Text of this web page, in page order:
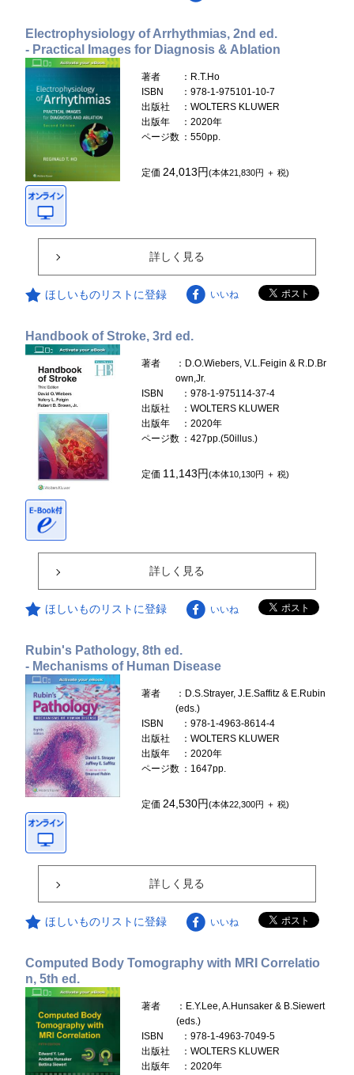
Electrophysiology of Arrhythmias, 2nd ed.
- Practical Images for Diagnosis & Ablation
著者
：R.T.Ho
ISBN
：978-1-975101-10-7
出版社
：WOLTERS KLUWER
出版年
：2020年
ページ数 ：550pp.
定価24,013円(本体21,830円 ＋ 税)
詳しく見る
ほしいものリストに登録 いいね
Handbook of Stroke, 3rd ed.
著者
：D.O.Wiebers, V.L.Feigin & R.D.Br
own,Jr.
ISBN
：978-1-975114-37-4
出版社
：WOLTERS KLUWER
出版年
：2020年
ページ数 ：427pp.(50illus.)
定価 11,143円(本体10,130円 ＋ 税)
詳しく見る
ほしいものリストに登録 いいね
Rubin's Pathology, 8th ed.
- Mechanisms of Human Disease
著者
：D.S.Strayer, J.E.Saffitz & E.Rubin
(eds.)
ISBN
：978-1-4963-8614-4
出版社
：WOLTERS KLUWER
出版年
：2020年
ページ数 ：1647pp.
定価24,530円(本体22,300円 ＋ 税)
詳しく見る
ほしいものリストに登録 いいね
Computed Body Tomography with MRI Correlatio
n, 5th ed.
著者
：E.Y.Lee, A.Hunsaker & B.Siewert
(eds.)
ISBN
：978-1-4963-7049-5
出版社
：WOLTERS KLUWER
出版年
：2020年